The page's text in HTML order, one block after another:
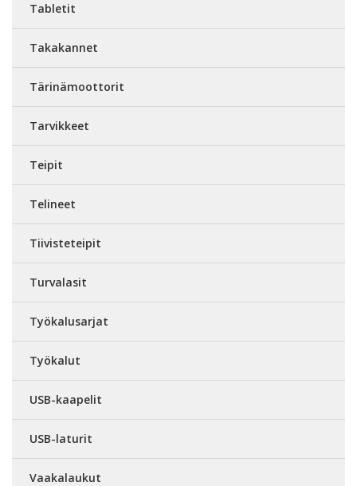
Tabletit
Takakannet
Tärinämoottorit
Tarvikkeet
Teipit
Telineet
Tiivisteteipit
Turvalasit
Työkalusarjat
Työkalut
USB-kaapelit
USB-laturit
Vaakalaukut